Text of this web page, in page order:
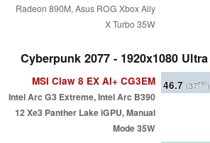
Radeon 890M, Asus ROG Xbox Ally
X Turbo 35W
Cyberpunk 2077 - 1920x1080
MSI Claw 8 EX AI+ CG3EM
Intel Arc G3 Extreme, Intel Arc B390
12 Xe3 Panther Lake iGPU, Manual
Mode 35W
46.7 (37min)